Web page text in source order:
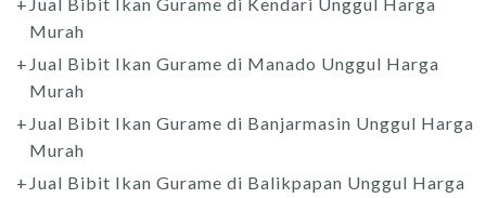
Jual Bibit Ikan Gurame di Kendari Unggul Harga
Murah
Jual Bibit Ikan Gurame di Manado Unggul Harga
Murah
Jual Bibit Ikan Gurame di Banjarmasin Unggul Harga
Murah
Jual Bibit Ikan Gurame di Balikpapan Unggul Harga